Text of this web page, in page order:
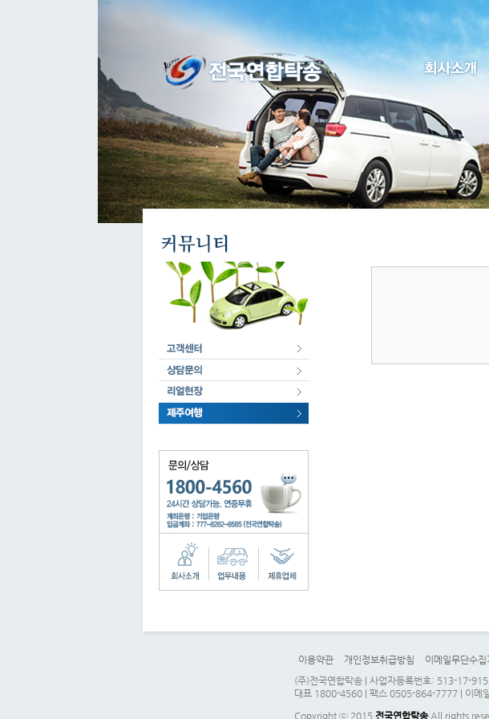
이용약관 개인정보취급방침
이메일무단수집
(주)전국연합탁송 | 사업자등록번호: 513-17-
대표 1800-4560 | 팩스 0505-864-7777 | 이메
Copyright ⓒ 2015 전국연합탁송All rights